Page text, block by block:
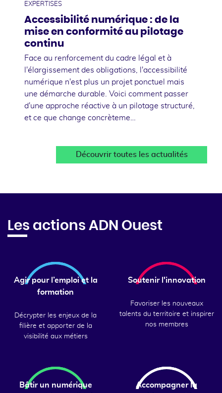
EXPERTISES
Accessibilité numérique : de la
mise en conformité au pilotage
continu
Face au renforcement du cadre légal et à
l'élargissement des obligations, l'accessibilité
numérique n'est plus un projet ponctuel mais
une démarche durable. Voici comment passer
d'une approche réactive à un pilotage structuré,
et ce que change concrèteme…
Découvrir toutes les actualités
Les actions ADN Ouest
Agir pour l’emploi et la
formation
Décrypter les enjeux de la
filière et apporter de la
visibilité aux métiers
Soutenir l'innovation
Favoriser les nouveaux
talents du territoire et inspirer
nos membres
Bâtir un numérique
Accompagner la